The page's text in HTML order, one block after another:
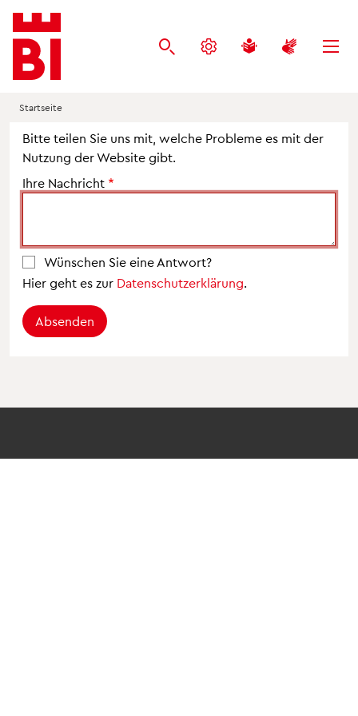
Inhalt
anspringen
Menü
anspringen
Suche
anspringen
Startseite
Bitte teilen Sie uns mit, welche Probleme es mit der
Nutzung der Website gibt.
Ihre Nachricht
Wünschen Sie eine Antwort?
Hier geht es zur Datenschutzerklärung
Absenden